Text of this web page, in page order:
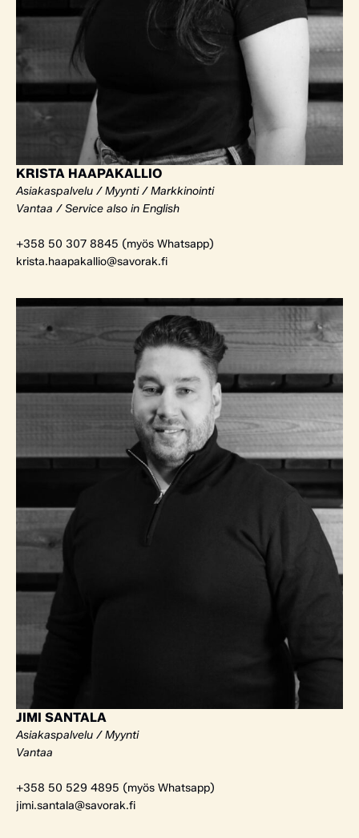
KRISTA HAAPAKALLIO
Asiakaspalvelu / Myynti / Markkinointi
Vantaa / Service also in English
+358 50 307 8845 (myös Whatsapp)
krista.haapakallio@savorak.fi
JIMI SANTALA
Asiakaspalvelu / Myynti
Vantaa
+358 50 529 4895 (myös Whatsapp)
jimi.santala@savorak.fi